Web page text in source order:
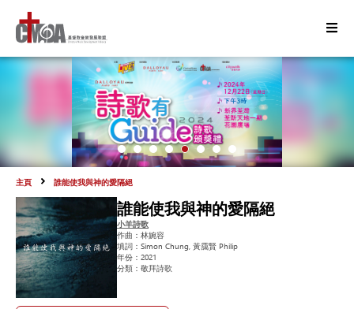
主頁 誰能使我與神的愛隔絕
誰能使我與神的愛隔絕
小羊詩歌
作曲： 林婉容
填詞： Simon Chung, 黃靄賢 Philip
年份： 2021
分類： 敬拜詩歌